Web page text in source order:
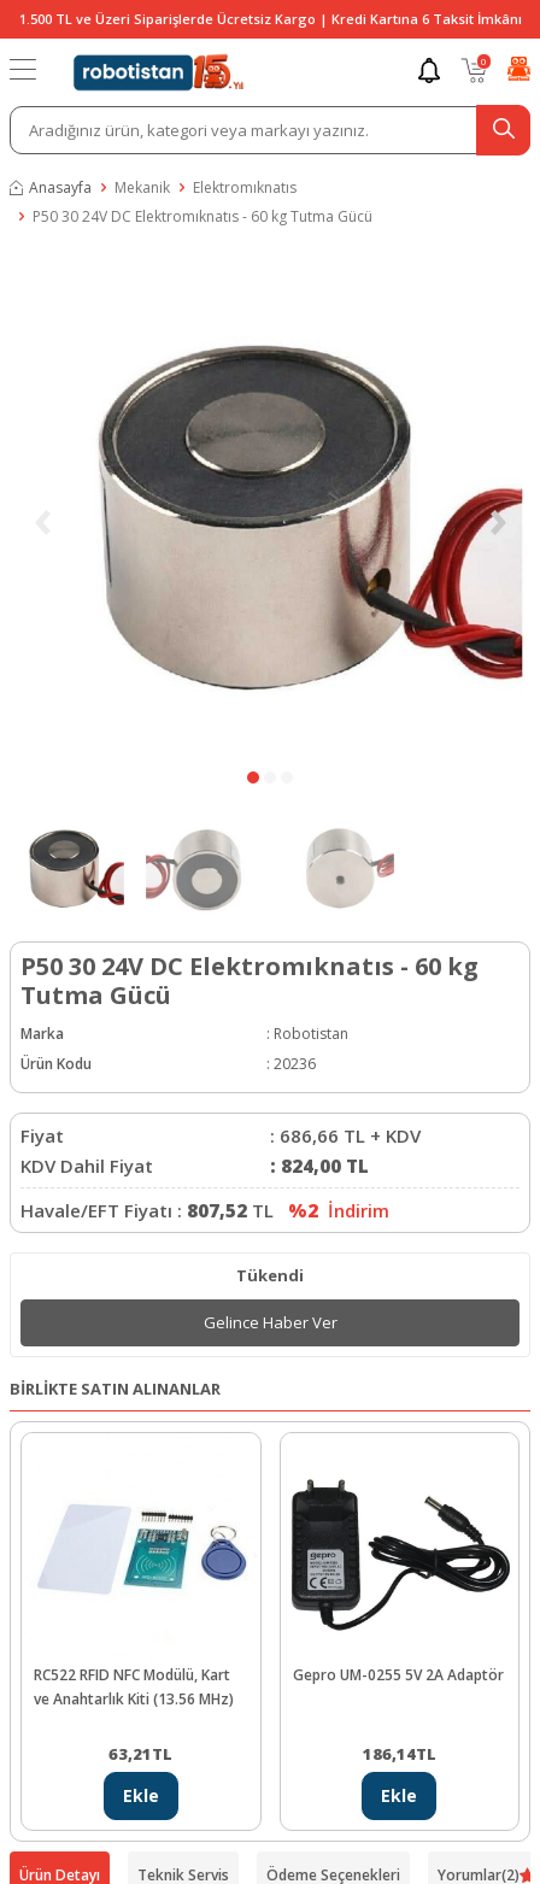
1.500 TL ve Üzeri Siparişlerde Ücretsiz Kargo | Kredi Kartına 6 Taksit İmkânı
0
Anasayfa Mekanik
Elektromıknatıs
P50 30 24V DC Elektromıknatıs - 60 kg Tutma Gücü
P50 30 24V DC Elektromıknatıs - 60 kg
Tutma Gücü
Marka : Robotistan
Ürün Kodu
: 20236
Fiyat : 686,66 TL + KDV
KDV Dahil Fiyat
: 824,00 TL
Havale/EFT Fiyatı : 807,52 TL %2 İndirim
Tükendi
Gelince Haber Ver
BİRLİKTE SATIN ALINANLAR
RC522 RFID NFC Modülü, Kart
ve Anahtarlık Kiti (13.56 MHz)
63,21TL
Ekle
Gepro UM-0255 5V 2A Adaptör
186,14TL
Ekle
Ürün Detayı Teknik Servis Ödeme Seçenekleri Yorumlar(2)